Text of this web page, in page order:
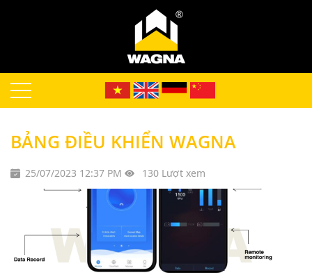
BẢNG ĐIỀU KHIỂN WAGNA
25/07/2023 12:37 PM 130 Lượt xem